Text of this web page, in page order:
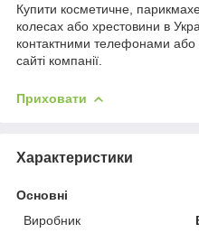
Купити косметичне,
колесах або хрестовини в
контактними телефонами або
сайті компанії.
Приховати
Характеристики
Основні
Виробник